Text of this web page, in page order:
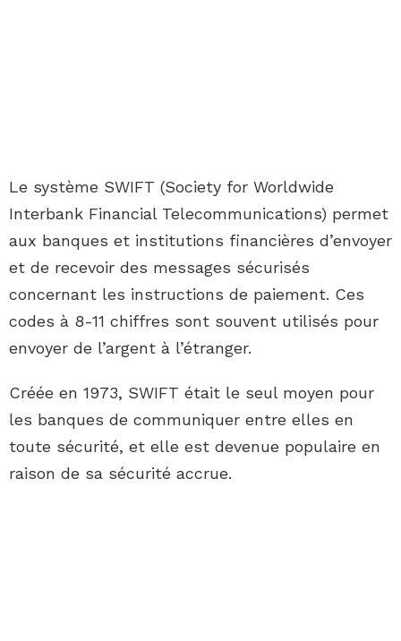
Le système SWIFT (Society for Worldwide
Interbank Financial Telecommunications) permet
aux banques et institutions financières d’envoyer
et de recevoir des messages sécurisés
concernant les instructions de paiement. Ces
codes à 8-11 chiffres sont souvent utilisés pour
envoyer de l’argent à l’étranger.
Créée en 1973, SWIFT était le seul moyen pour
les banques de communiquer entre elles en
toute sécurité, et elle est devenue populaire en
raison de sa sécurité accrue.